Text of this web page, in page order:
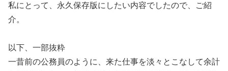
私にとって、永久保存版にしたい内容でしたので、ご紹
介。
以下、一部抜粋
一昔前の公務員のように、来た仕事を淡々とこなして余計